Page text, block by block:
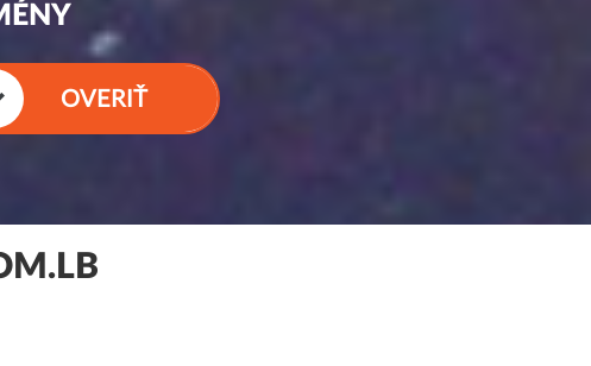
OVERIŤ